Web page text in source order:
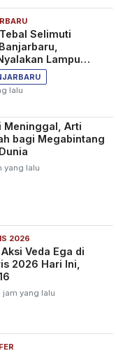
Selimuti
Lampu
lalu
Meninggal, Arti
bagi Megabintang
yang lalu
2026
Veda Ega di
2026 Hari Ini,
jam yang lalu